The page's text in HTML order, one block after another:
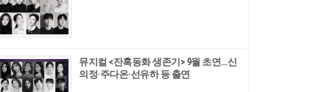
뮤지컬 <잔혹동화 생존기> 9월 초연…신
의정·주다온·선유하 등 출연